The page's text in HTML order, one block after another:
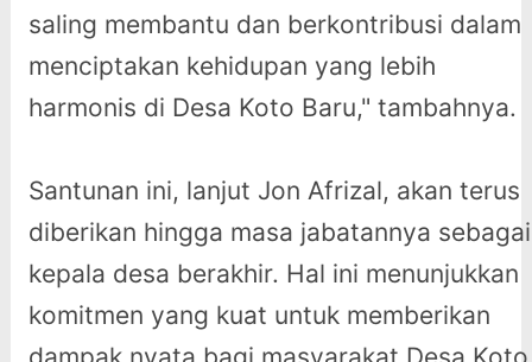
saling membantu dan berkontribusi dalam
menciptakan kehidupan yang lebih
harmonis di Desa Koto Baru," tambahnya.
Santunan ini, lanjut Jon Afrizal, akan terus
diberikan hingga masa jabatannya sebagai
kepala desa berakhir. Hal ini menunjukkan
komitmen yang kuat untuk memberikan